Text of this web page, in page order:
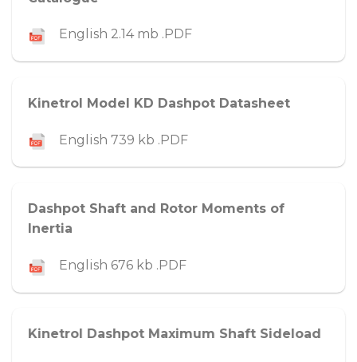
English 2.14 mb .PDF
Kinetrol Model KD Dashpot Datasheet
English 739 kb .PDF
Dashpot Shaft and Rotor Moments of
Inertia
English 676 kb .PDF
Kinetrol Dashpot Maximum Shaft Sideload